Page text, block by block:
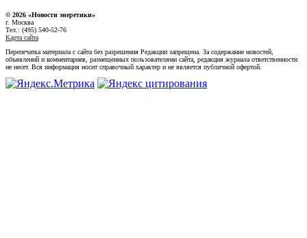
© 2026 «Новости энеретики»
г. Москва
Тел.: (495) 540-52-76
Карта сайта
Перепечатка материала с сайта без разрешения Редакции запрещена. За содержание новостей,
объявлений и комментариев, размещенных пользователями сайта, редакция журнала ответственности
не несет. Вся информация носит справочный характер и не является публичной офертой.